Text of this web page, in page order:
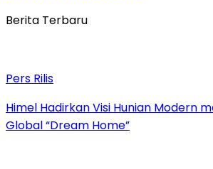
Berita Terbaru
Pers Rilis
Himel Hadirkan Visi Hunian Modern
Global “Dream Home”